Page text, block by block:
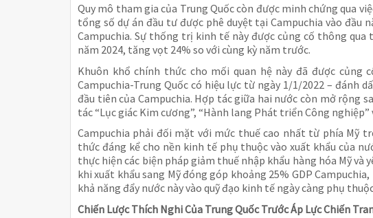
Quy mô tham gia của Trung Quốc còn được minh chứng qua
tổng số dự án đầu tư được phê duyệt tại Campuchia vào đầu
Campuchia. Sự thống trị kinh tế này được củng cố thông
năm 2024, tăng vọt 24% so với cùng kỳ năm trước.
Khuôn khổ chính thức cho mối quan hệ này đã được củng
Campuchia-Trung Quốc có hiệu lực từ ngày 1/1/2022 – đánh
đầu tiên của Campuchia. Hợp tác giữa hai nước còn mở rộng
tác “Lục giác Kim cương”, “Hành lang Phát triển Công nghiệp”
Campuchia phải đối mặt với mức thuế cao nhất từ phía Mỹ
thức đáng kể cho nền kinh tế phụ thuộc vào xuất khẩu của
thực hiện các biện pháp giảm thuế nhập khẩu hàng hóa Mỹ và
khi xuất khẩu sang Mỹ đóng góp khoảng 25% GDP
khả năng đẩy nước này vào quỹ đạo kinh tế ngày càng phụ
Chiến Lược Thích Nghi Của Trung Quốc Trước Áp Lực Chiến